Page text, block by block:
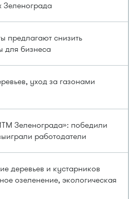
Зеленограда
предлагают снизить
для бизнеса
уход за газонами
Зеленограда»: победили
работодатели
деревьев и кустарников
озеленение, экологическая